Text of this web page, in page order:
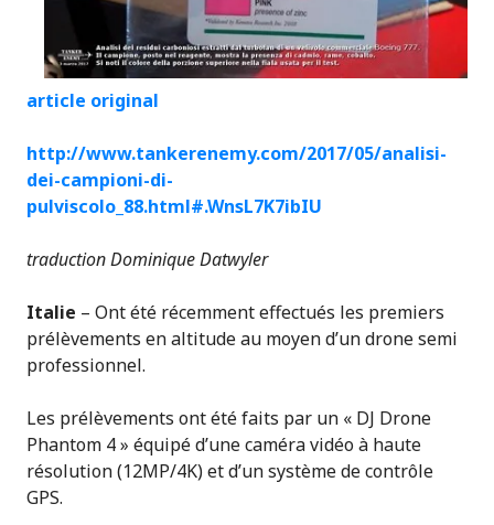
article original
http://www.tankerenemy.com/2017/05/analisi-
dei-campioni-di-
pulviscolo_88.html#.WnsL7K7ibIU
traduction Dominique Datwyler
Italie – Ont été récemment effectués les premiers
prélèvements en altitude au moyen d’un drone semi
professionnel.
Les prélèvements ont été faits par un « DJ Drone
Phantom 4 » équipé d’une caméra vidéo à haute
résolution (12MP/4K) et d’un système de contrôle
GPS.